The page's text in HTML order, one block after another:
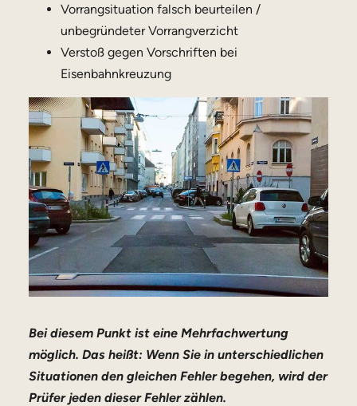
Vorrangsituation falsch beurteilen /
unbegründeter Vorrangverzicht
Verstoß gegen Vorschriften bei
Eisenbahnkreuzung
Bei diesem Punkt ist eine Mehrfachwertung
möglich. Das heißt: Wenn Sie in unterschiedlichen
Situationen den gleichen Fehler begehen, wird der
Prüfer jeden dieser Fehler zählen.